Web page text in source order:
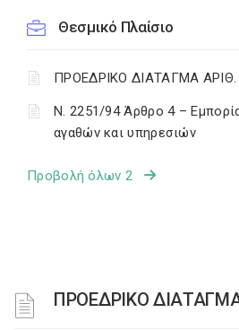
Θεσμικό Πλαίσιο
ΠΡΟΕΔΡΙΚΟ ΔΙΑΤΑΓΜΑ ΑΡΙΘ.
Ν. 2251/94 Άρθρο 4 –
αγαθών και υπηρεσιών
Προβολή όλων 2
ΠΡΟΕΔΡΙΚΟ